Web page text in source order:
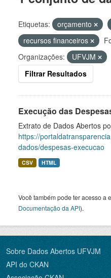
Etiquetas: orçamento
recursos financeiros
Organizações:
UFVJM
Filtrar Resultados
Execução das
Extrato de Dados Abertos
https://
dados/despesas-execucao
CSV HTML
Você também pode ter acesso a
Documentação da API).
Sobre Dados Abertos UFVJM
API do CKAN